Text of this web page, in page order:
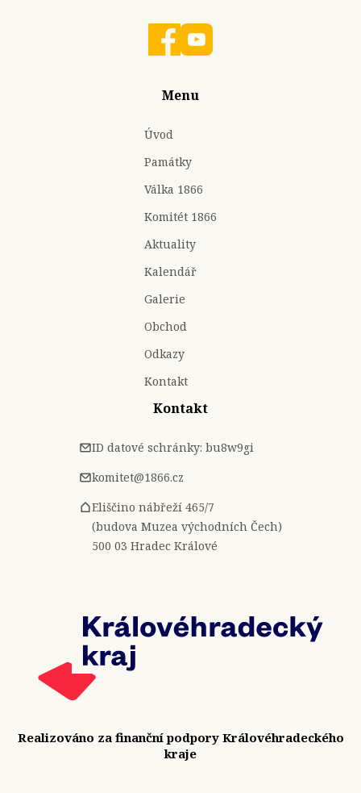
Menu
Úvod
Památky
Válka 1866
Komitét 1866
Aktuality
Kalendář
Galerie
Obchod
Odkazy
Kontakt
Kontakt
ID datové schránky: bu8w9gi
komitet@1866.cz
Eliščino nábřeží 465/7
(budova Muzea východních Čech)
500 03 Hradec Králové
Realizováno za finanční podpory Královéhradeckého
kraje